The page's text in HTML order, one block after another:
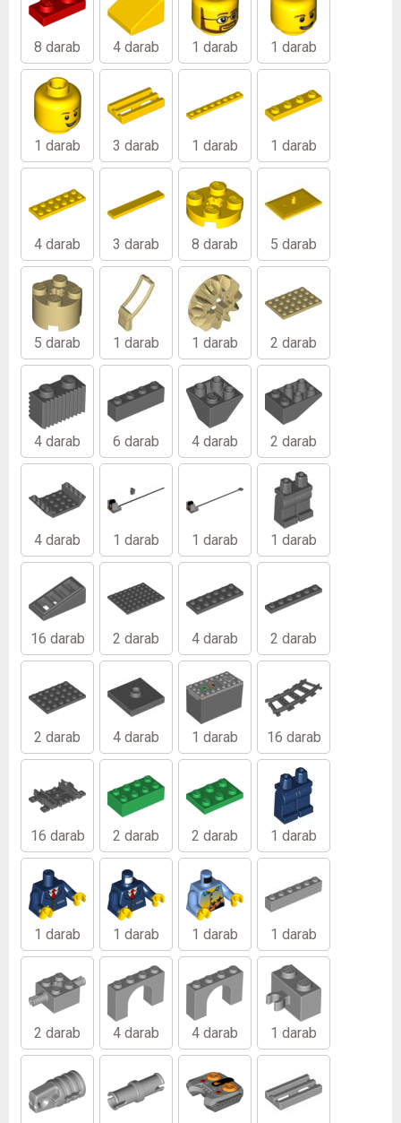
8 darab 4 darab 1 darab 1 darab
1 darab 3 darab 1 darab 1 darab
4 darab 3 darab 8 darab 5 darab
5 darab 1 darab 1 darab 2 darab
4 darab 6 darab 4 darab 2 darab
4 darab 1 darab 1 darab 1 darab
16 darab 2 darab 4 darab 2 darab
2 darab 4 darab 1 darab 16 darab
16 darab 2 darab 2 darab 1 darab
1 darab 1 darab 1 darab 1 darab
2 darab 4 darab 4 darab 1 darab